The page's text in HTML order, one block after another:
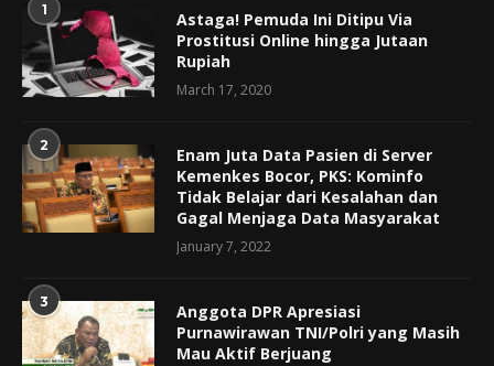
1
Astaga! Pemuda Ini Ditipu Via
Prostitusi Online hingga Jutaan
Rupiah
March 17, 2020
2
Enam Juta Data Pasien di Server
Kemenkes Bocor, PKS: Kominfo
Tidak Belajar dari Kesalahan dan
Gagal Menjaga Data Masyarakat
January 7, 2022
3
Anggota DPR Apresiasi
Purnawirawan TNI/Polri yang Masih
Mau Aktif Berjuang